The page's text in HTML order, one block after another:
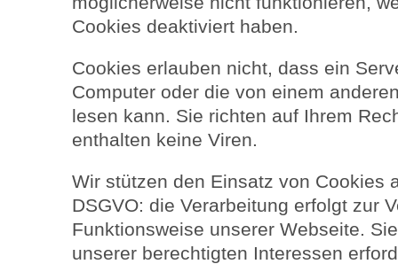
Cookies deaktiviert haben.
Cookies erlauben nicht, dass ein
Computer oder die von einem
lesen kann. Sie richten auf Ihrem
enthalten keine Viren.
Wir stützen den Einsatz von Cookies
DSGVO: die Verarbeitung erfolgt zur
Funktionsweise unserer Webseite.
unserer berechtigten Interessen